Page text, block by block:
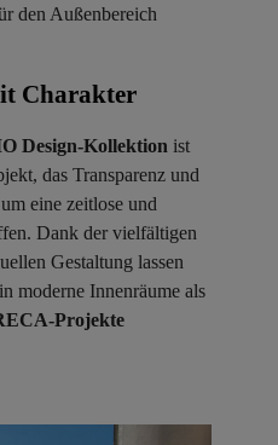
den Außenbereich
Charakter
Design-Kollektion ist
das Transparenz und
eine zeitlose und
Dank der vielfältigen
Gestaltung lassen
moderne Innenräume als
Projekte